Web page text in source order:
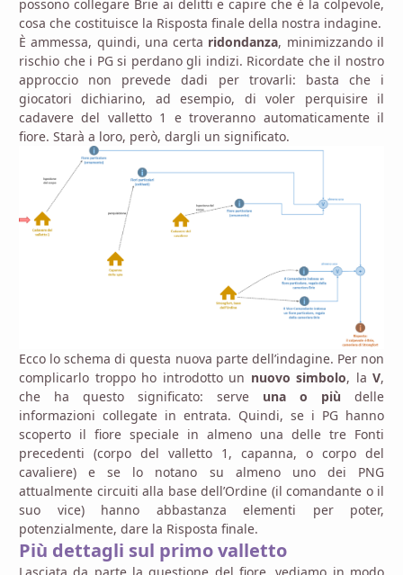
possono collegare Brie ai delitti e capire che è la colpevole,
cosa che costituisce la Risposta finale della nostra indagine.
È ammessa, quindi, una certa ridondanza, minimizzando il
rischio che i PG si perdano gli indizi. Ricordate che il nostro
approccio non prevede dadi per trovarli: basta che i
giocatori dichiarino, ad esempio, di voler perquisire il
cadavere del valletto 1 e troveranno automaticamente il
fiore. Starà a loro, però, dargli un significato.
Ecco lo schema di questa nuova parte dell’indagine. Per non
complicarlo troppo ho introdotto un nuovo simbolo, la V,
che ha questo significato: serve una o più delle
informazioni collegate in entrata. Quindi, se i PG hanno
scoperto il fiore speciale in almeno una delle tre Fonti
precedenti (corpo del valletto 1, capanna, o corpo del
cavaliere) e se lo notano su almeno uno dei PNG
attualmente circuiti alla base dell’Ordine (il comandante o il
suo vice) hanno abbastanza elementi per poter,
potenzialmente, dare la Risposta finale.
Più dettagli sul primo valletto